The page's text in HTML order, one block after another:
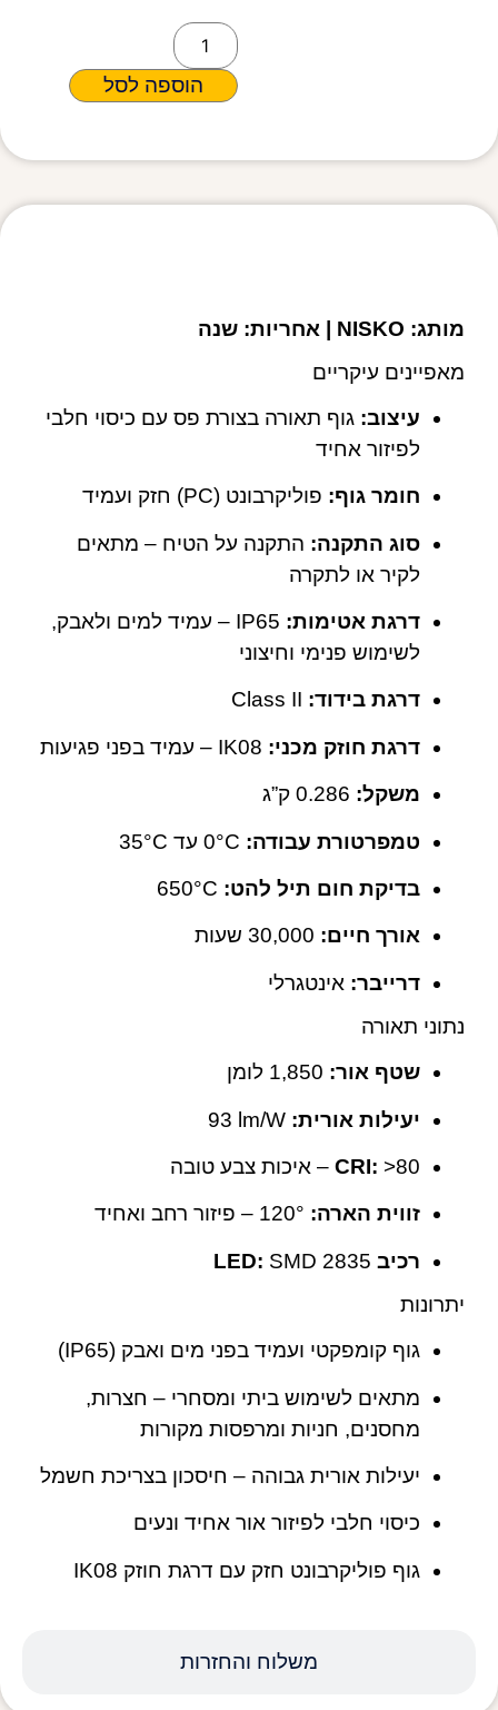
הוספה לסל
משלוח והחזרות
מותג: NISKO | אחריות: שנה
מאפיינים עיקריים
עיצוב: גוף תאורה בצורת פס עם כיסוי חלבי
לפיזור אחיד
חומר גוף: פוליקרבונט (PC) חזק ועמיד
סוג התקנה: התקנה על הטיח – מתאים
לקיר או לתקרה
דרגת אטימות:
IP65 – עמיד למים ולאבק,
לשימוש פנימי וחיצוני
דרגת בידוד:
דרגת חוזק מכני:
משקל:
טמפרטורת עבודה:
בדיקת חום תיל להט:
אורך חיים:
דרייבר: אינטגרלי
נתוני תאורה
שטף אור:
יעילות אורית:
CRI: ‎>80 – איכות צבע טובה
זווית הארה:
רכיב LED: SMD 2835
יתרונות
גוף קומפקטי ועמיד בפני מים ואבק (IP65)
מתאים לשימוש ביתי ומסחרי – חצרות,
מחסנים, חניות ומרפסות מקורות
יעילות אורית גבוהה – חיסכון בצריכת חשמל
כיסוי חלבי לפיזור אור אחיד ונעים
גוף פוליקרבונט חזק עם דרגת חוזק IK08